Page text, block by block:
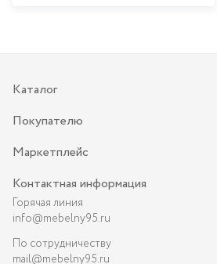
Каталог
Покупателю
Маркетплейс
Контактная информация
Горячая линия
info@mebelny95.ru
По сотрудничеству
mail@mebelny95.ru